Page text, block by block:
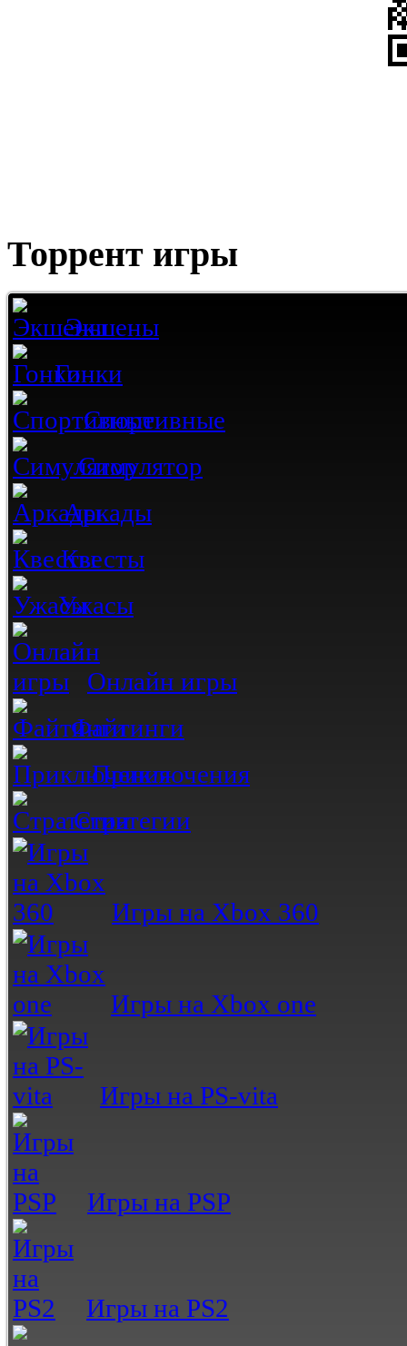
Торрент игры
Экшены
Гонки
Спортивные
Симулятор
Аркады
Квесты
Ужасы
Онлайн игры
Файтинги
Приключения
Стратегии
Игры на Xbox 360
Игры на Xbox one
Игры на PS-vita
Игры на PSP
Игры на PS2